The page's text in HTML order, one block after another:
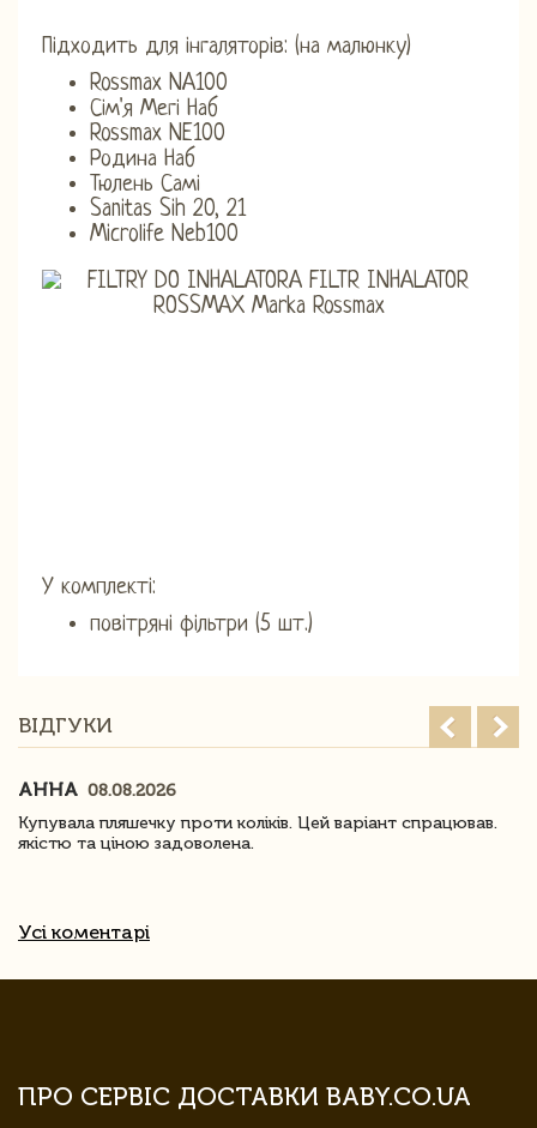
Підходить для інгаляторів: (на малюнку)
Rossmax NA100
Сім'я Мегі Наб
Rossmax NE100
Родина Наб
Тюлень Самі
Sanitas Sih 20, 21
Microlife Neb100
У комплекті:
повітряні фільтри (5 шт.)
ВІДГУКИ
АННА 08.08.2026
Купувала пляшечку проти коліків. Цей варіант спрацював.
якістю та ціною задоволена.
Усі коментарі
ПРО СЕРВІС ДОСТАВКИ BABY.CO.UA